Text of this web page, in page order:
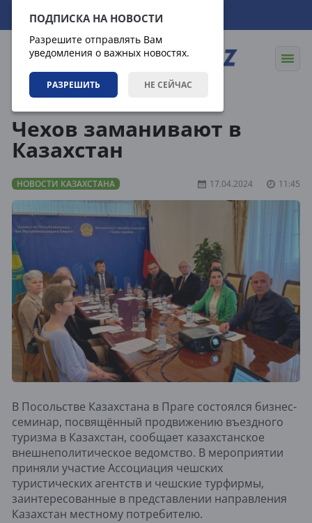
ПОДПИСКА НА НОВОСТИ
Разрешите отправлять Вам
уведомления о важных новостях.
РАЗРЕШИТЬ НЕ СЕЙЧАС
09.08.2026 03:28:47
Чехов заманивают в
Казахстан
НОВОСТИ КАЗАХСТАНА 17.04.2024 11:45
В Посольстве Казахстана в Праге состоялся бизнес-
семинар, посвящённый продвижению въездного
туризма в Казахстан, сообщает казахстанское
внешнеполитическое ведомство. В мероприятии
приняли участие Ассоциация чешских
туристических агентств и чешские турфирмы,
заинтересованные в представлении направления
Казахстан местному потребителю.